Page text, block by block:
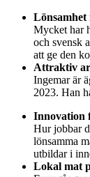
Lönsamhet
Mycket har
och svensk
att ge den
Attraktiv
Ingemar är
2023. Han
Innovation
Hur jobbar
lönsamma
utbildar i
Lokal mat